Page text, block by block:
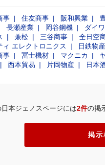
事 住友商事 阪和興業
長瀬産業 岡谷鋼機 ダイ
兼松 三谷商事 全日空
ィ エレクトロニクス 日鉄物産
事 冨士機材 マクニカ
西本貿易 片岡物産 日本
本ジェノスページには2件の掲
掲示